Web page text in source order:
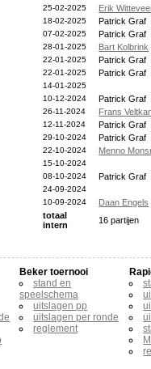
25-02-2025
Erik
18-02-2025 Patrick Graf
07-02-2025 Patrick Graf
28-01-2025 Bart Kolbrink
22-01-2025 Patrick Graf
22-01-2025 Patrick Graf
14-01-2025
10-12-2024
Patrick Graf
26-11-2024 Frans
12-11-2024 Patrick Graf
29-10-2024 Patrick Graf
22-10-2024 Menno
15-10-2024
08-10-2024
Patrick Graf
24-09-2024
10-09-2024
Daan Engels
totaal
intern
16 partijen
Beker toernooi
stand en
speelschema
uitslagen pp
uitslagen per ronde
reglement